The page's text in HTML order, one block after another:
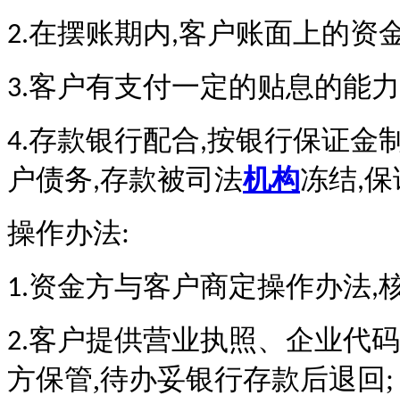
2.在摆账期内,客户账面上的资
3.客户有支付一定的贴息的能力
4.存款银行配合,按银行保证金
户债务,存款被司法机构冻结,保
操作办法:
1.资金方与客户商定操作办法,
2.客户提供营业执照、企业代
方保管,待办妥银行存款后退回;